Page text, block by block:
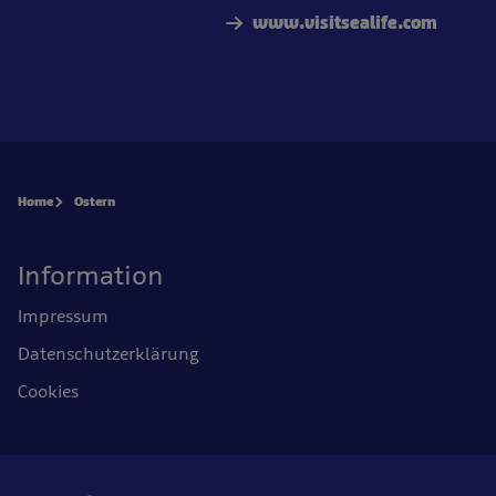
www.visitsealife.com
Home Ostern
Information
Impressum
Datenschutzerklärung
Cookies